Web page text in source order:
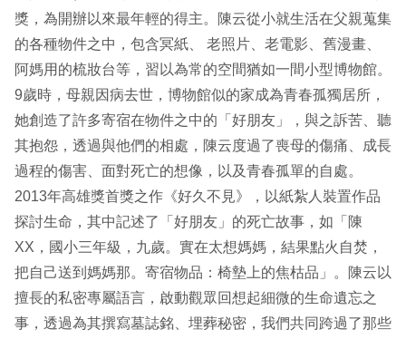
獎，為開辦以來最年輕的得主。陳云從小就生活在父親蒐集
的各種物件之中，包含冥紙、 老照片、老電影、舊漫畫、
阿媽用的梳妝台等，習以為常的空間猶如一間小型博物館。
9歲時，母親因病去世，博物館似的家成為青春孤獨居所，
她創造了許多寄宿在物件之中的「好朋友」，與之訴苦、聽
其抱怨，透過與他們的相處，陳云度過了喪母的傷痛、成長
過程的傷害、面對死亡的想像，以及青春孤單的自處。
2013年高雄獎首獎之作《好久不見》，以紙紮人裝置作品
探討生命，其中記述了「好朋友」的死亡故事，如「陳
XX，國小三年級，九歲。實在太想媽媽，結果點火自焚，
把自己送到媽媽那。寄宿物品：椅墊上的焦枯品」。陳云以
擅長的私密專屬語言，啟動觀眾回想起細微的生命遺忘之
事，透過為其撰寫墓誌銘、埋葬秘密，我們共同跨過了那些